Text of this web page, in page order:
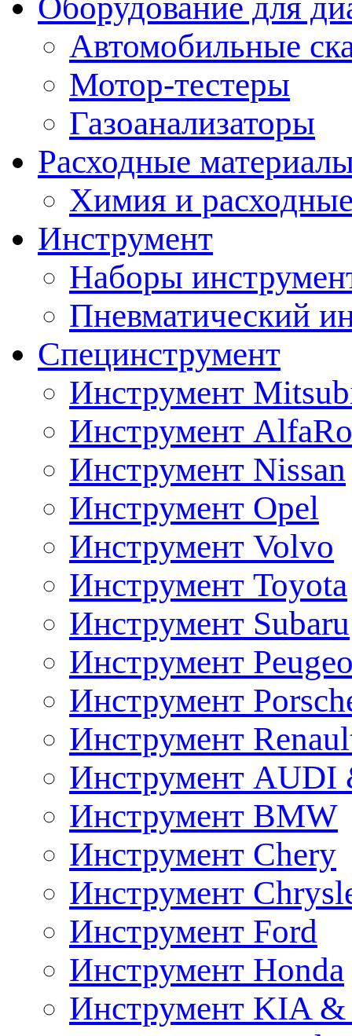
Автомобильные
Мотор-тестеры
Газоанализаторы
Расходные
Химия и
Инструмент
Наборы
Пневматический
Специнструмент
Инструмент
Инструмент
Инструмент Nissan
Инструмент Opel
Инструмент Volvo
Инструмент Toyota
Инструмент Subaru
Инструмент
Инструмент
Инструмент
Инструмент AUDI
Инструмент BMW
Инструмент Chery
Инструмент
Инструмент Ford
Инструмент Honda
Инструмент KIA